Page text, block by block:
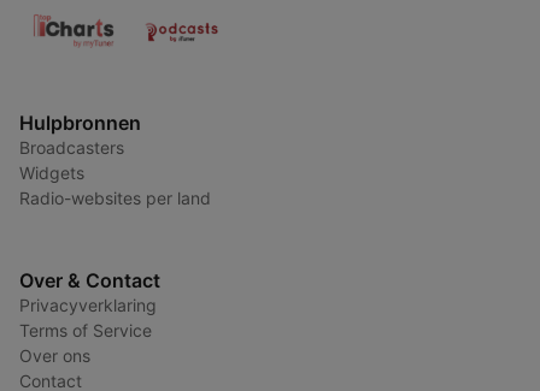
Hulpbronnen
Broadcasters
Widgets
Radio-websites per land
Over & Contact
Privacyverklaring
Terms of Service
Over ons
Contact